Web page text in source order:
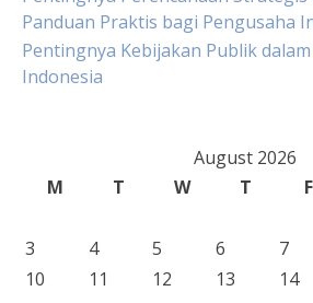
Panduan Praktis bagi Pengusaha
Pentingnya Kebijakan Publik
Indonesia
August 2026
M
T W T F
3
4 5 6 7
10
11 12 13 14